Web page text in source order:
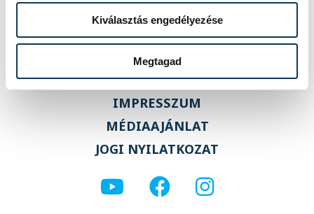
Kiválasztás engedélyezése
Megtagad
IMPRESSZUM
MÉDIAAJÁNLAT
JOGI NYILATKOZAT